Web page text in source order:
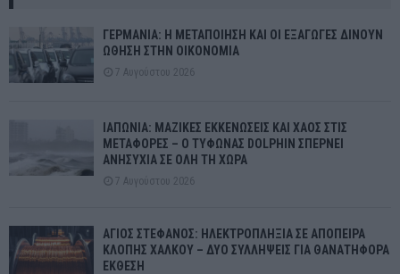
ΓΕΡΜΑΝΙΑ: Η ΜΕΤΑΠΟΙΗΣΗ ΚΑΙ ΟΙ ΕΞΑΓΩΓΕΣ ΔΙΝΟΥΝ
ΩΘΗΣΗ ΣΤΗΝ ΟΙΚΟΝΟΜΙΑ
7 Αυγούστου 2026
ΙΑΠΩΝΙΑ: ΜΑΖΙΚΕΣ ΕΚΚΕΝΩΣΕΙΣ ΚΑΙ ΧΑΟΣ ΣΤΙΣ
ΜΕΤΑΦΟΡΕΣ – Ο ΤΥΦΩΝΑΣ DOLPHIN ΣΠΕΡΝΕΙ
ΑΝΗΣΥΧΙΑ ΣΕ ΟΛΗ ΤΗ ΧΩΡΑ
7 Αυγούστου 2026
ΑΓΙΟΣ ΣΤΕΦΑΝΟΣ: ΗΛΕΚΤΡΟΠΛΗΞΙΑ ΣΕ ΑΠΟΠΕΙΡΑ
ΚΛΟΠΗΣ ΧΑΛΚΟΥ – ΔΥΟ ΣΥΛΛΗΨΕΙΣ ΓΙΑ ΘΑΝΑΤΗΦΟΡΑ
ΕΚΘΕΣΗ